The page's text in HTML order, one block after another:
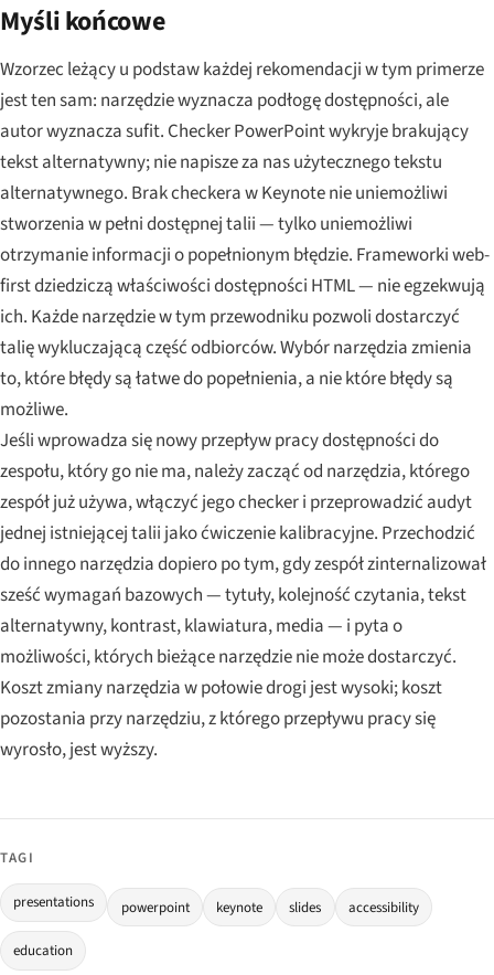
Myśli końcowe
Wzorzec leżący u podstaw każdej rekomendacji w tym primerze
jest ten sam: narzędzie wyznacza podłogę dostępności, ale
autor wyznacza sufit. Checker PowerPoint wykryje brakujący
tekst alternatywny; nie napisze za nas użytecznego tekstu
alternatywnego. Brak checkera w Keynote nie uniemożliwi
stworzenia w pełni dostępnej talii — tylko uniemożliwi
otrzymanie informacji o popełnionym błędzie. Frameworki web-
first dziedziczą właściwości dostępności HTML — nie egzekwują
ich. Każde narzędzie w tym przewodniku pozwoli dostarczyć
talię wykluczającą część odbiorców. Wybór narzędzia zmienia
to, które błędy są łatwe do popełnienia, a nie które błędy są
możliwe.
Jeśli wprowadza się nowy przepływ pracy dostępności do
zespołu, który go nie ma, należy zacząć od narzędzia, którego
zespół już używa, włączyć jego checker i przeprowadzić audyt
jednej istniejącej talii jako ćwiczenie kalibracyjne. Przechodzić
do innego narzędzia dopiero po tym, gdy zespół zinternalizował
sześć wymagań bazowych — tytuły, kolejność czytania, tekst
alternatywny, kontrast, klawiatura, media — i pyta o
możliwości, których bieżące narzędzie nie może dostarczyć.
Koszt zmiany narzędzia w połowie drogi jest wysoki; koszt
pozostania przy narzędziu, z którego przepływu pracy się
wyrosło, jest wyższy.
TAGI
presentations powerpoint keynote slides accessibility
education